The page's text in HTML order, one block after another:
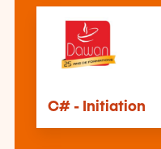
C# - Initiation